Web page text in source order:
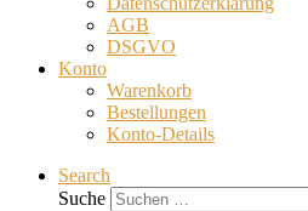
AGB
DSGVO
Konto
Warenkorb
Bestellungen
Konto-Details
Search
Suche